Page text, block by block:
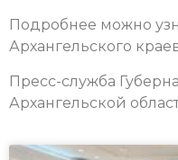
Подробнее можно
Архангельского
Пресс-служба
Архангельской